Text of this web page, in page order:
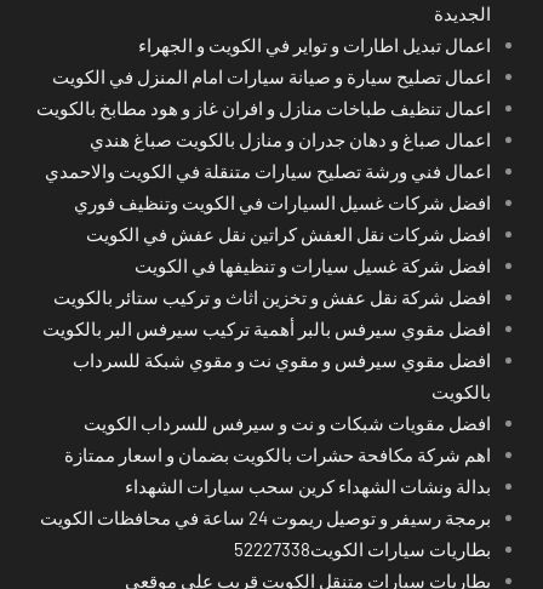
الجديدة
اعمال تبديل اطارات و تواير في الكويت و الجهراء
اعمال تصليح سيارة و صيانة سيارات امام المنزل في الكويت
اعمال تنظيف طباخات منازل و افران غاز و هود مطابخ بالكويت
اعمال صباغ و دهان جدران و منازل بالكويت صباغ هندي
اعمال فني ورشة تصليح سيارات متنقلة في الكويت والاحمدي
افضل شركات غسيل السيارات في الكويت وتنظيف فوري
افضل شركات نقل العفش كراتين نقل عفش في الكويت
افضل شركة غسيل سيارات و تنظيفها في الكويت
افضل شركة نقل عفش و تخزين اثاث و تركيب ستائر بالكويت
افضل مقوي سيرفس بالبر أهمية تركيب سيرفس البر بالكويت
افضل مقوي سيرفس و مقوي نت و مقوي شبكة للسرداب
بالكويت
افضل مقويات شبكات و نت و سيرفس للسرداب الكويت
اهم شركة مكافحة حشرات بالكويت بضمان و اسعار ممتازة
بدالة ونشات الشهداء كرين سحب سيارات الشهداء
برمجة رسيفر و توصيل ريموت 24 ساعة في محافظات الكويت
بطاريات سيارات الكويت52227338
بطاريات سيارات متنقل الكويت قريب على موقعي